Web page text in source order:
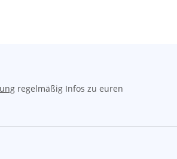
regelmäßig Infos zu euren